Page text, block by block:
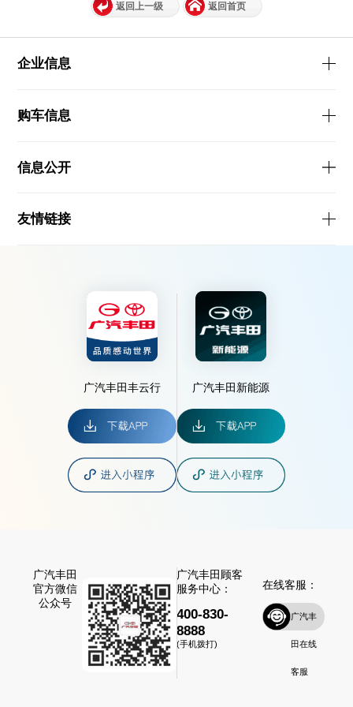
返回上一级 返回首页
企业信息
购车信息
信息公开
友情链接
广汽丰田丰云行 广汽丰田新能源
广汽丰田
官方微信
公众号
广汽丰田顾客
服务中心：
400-830-
8888
(手机拨打)
在线客服：
广汽丰
田在线
客服